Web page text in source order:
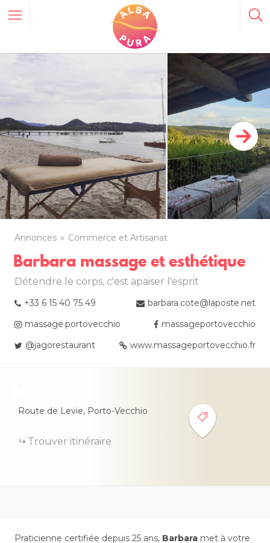
Annonces Commerce et Artisanat
Barbara massage et esthétique
Détendre le corps, c'est apaiser l'esprit
+33 6 15 40 75 49
barbara.cote@laposte.net
massage.portovecchio
massageportovecchio
@jagorestaurant
www.massageportovecchio.fr
Route de Levie, Porto-Vecchio
Trouver itinéraire
Praticienne certifiée depuis 25 ans, Barbara met à votre